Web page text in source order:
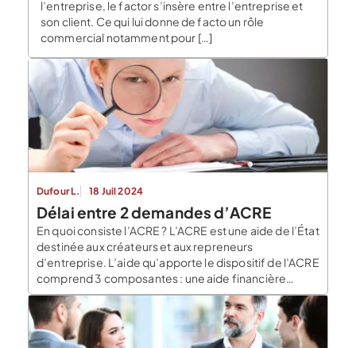
l’entreprise, le factor s’insère entre l’entreprise et
son client. Ce qui lui donne de facto un rôle
commercial notamment pour […]
Dufour L. 18 Juil 2024
Délai entre 2 demandes d’ACRE
En quoi consiste l’ACRE ? L’ACRE est une aide de l’État
destinée aux créateurs et aux repreneurs
d’entreprise. L’aide qu’apporte le dispositif de l’ACRE
comprend 3 composantes : une aide financière
soumise à conditions permettant à l’entrepreneur
d’être exonéré de toute ou une partie des cotisations
sociales dues sur sa rémunération au cours de sa […]